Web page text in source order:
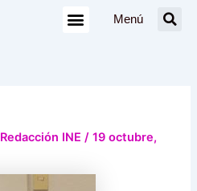
Menú
Redacción INE/19 octubre,